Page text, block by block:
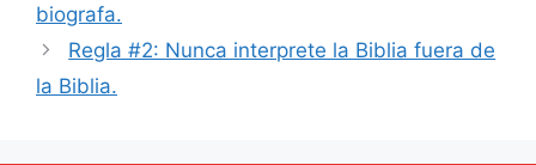
biografa.
Regla #2: Nunca interprete la Biblia fuera de
la Biblia.